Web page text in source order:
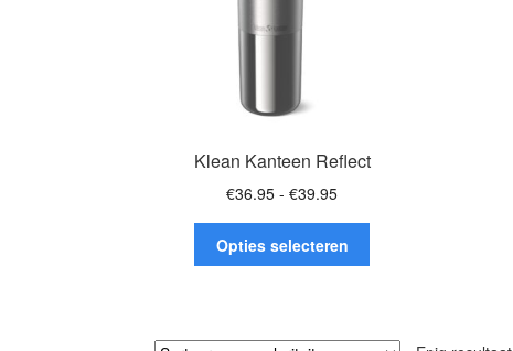
Klean Kanteen Reflect
€36.95 - €39.95Prijsklasse:
tot
€39.95
Opties selecteren